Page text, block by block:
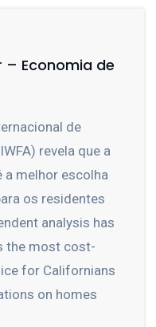
– Economia de
de
revela que a
a melhor escolha
os residentes
analysis has
the most cost-
for Californians
on homes